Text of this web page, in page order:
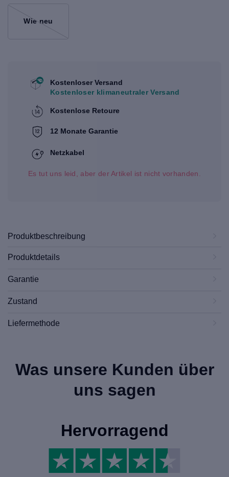
Wie neu
Kostenloser Versand
Kostenloser klimaneutraler Versand
Kostenlose Retoure
12 Monate Garantie
Netzkabel
Es tut uns leid, aber der Artikel ist nicht vorhanden.
Produktbeschreibung
Produktdetails
Garantie
Zustand
Liefermethode
Was unsere Kunden über
uns sagen
Hervorragend